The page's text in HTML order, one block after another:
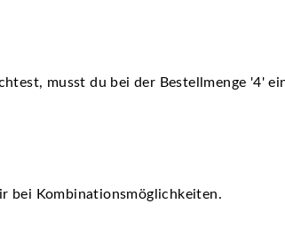
musst du bei der Bestellmenge '4'
bei Kombinationsmöglichkeiten.